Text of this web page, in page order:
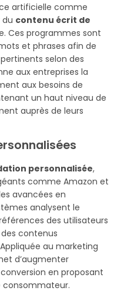
artificielle comme
contenu écrit de
Ces programmes sont
et phrases afin de
selon des
aux entreprises la
aux besoins de
un haut niveau de
auprès de leurs
personnalisée,
comme Amazon et
avancées en
analysent le
des utilisateurs
contenus
au marketing
d’augmenter
en proposant
consommateur.